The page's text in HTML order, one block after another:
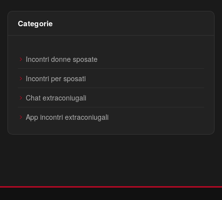
Categorie
Incontri donne sposate
Incontri per sposati
Chat extraconiugali
App incontri extraconiugali